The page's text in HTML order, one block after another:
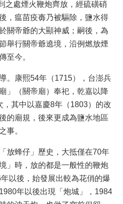
之處煙火鞭炮齊放，經硫磺硝
，瘟苗疫毐乃被驅除，鹽水得
關帝爺的大顯神威；嗣後，為
舉行關帝爺遶境，沿例燃放煙
至今。
。康熙54年（1715），台澎兵
」（關帝廟）奉祀，乾嘉以降
其中以嘉慶8年（1803）的改
的廟規，後來更成為鹽水地區
事。
放蜂仔」歷史，大抵僅在70年
」時，放的都是一般性的鞭炮
以後，始發展出較為花俏的爆
年以後出現「炮城」，1984